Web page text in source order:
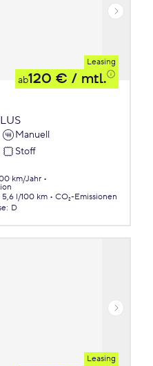
Leasing
ab120 € / mtl.
Manuell
Stoff
km/Jahr
5,6 l/100 km
CO₂-Emissionen
: D
Leasing